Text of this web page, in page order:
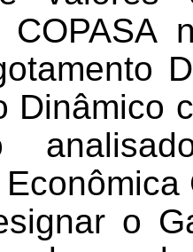
COPASA
Dinâmico
o